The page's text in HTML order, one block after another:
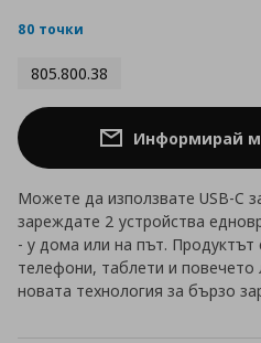
80 точки
805.800.38
Информирай
Можете да използвате USB-C
зареждате 2 устройства
- у дома или на път.
телефони, таблети и
новата технология за бързо